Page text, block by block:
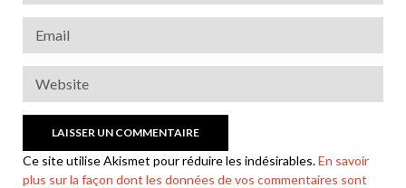
Ce site utilise Akismet pour réduire les indésirables.En savoir
plus sur la façon dont les données de vos commentaires sont